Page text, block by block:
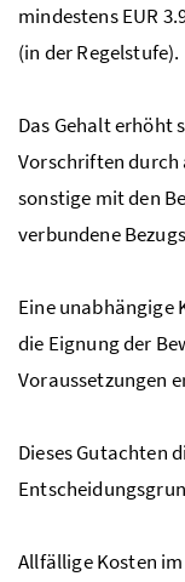
mindestens EUR
(in der Regelstufe).
Das Gehalt erhöht
Vorschriften durch
sonstige mit den
verbundene
Eine unabhängige
die Eignung der
Voraussetzungen
Dieses Gutachten
Allfällige Kosten